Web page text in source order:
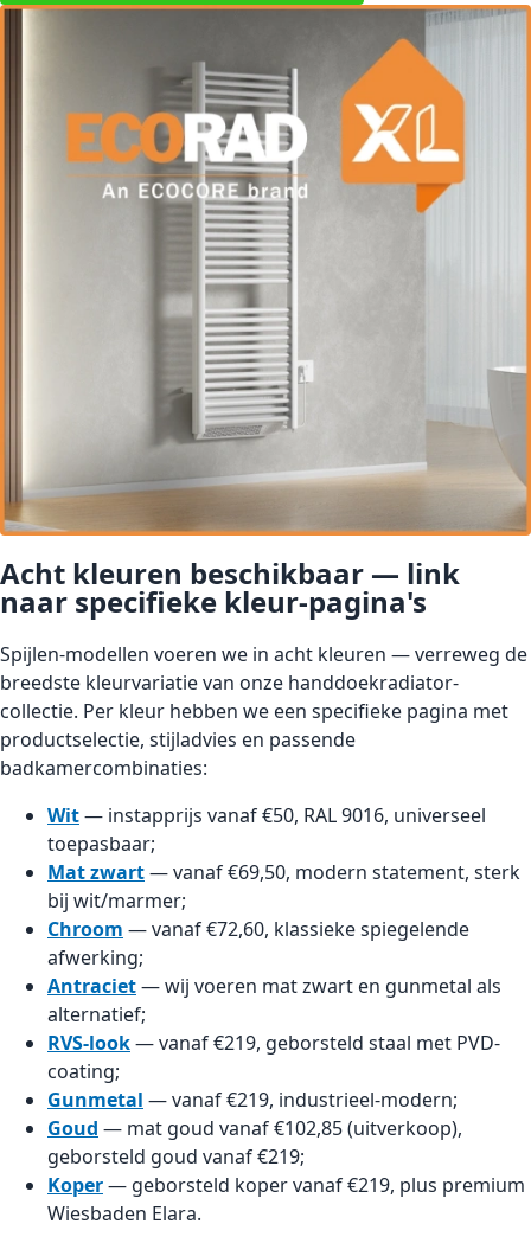
Acht kleuren beschikbaar — link
naar specifieke kleur-pagina's
Spijlen-modellen voeren we in acht kleuren — verreweg de
breedste kleurvariatie van onze handdoekradiator-
collectie. Per kleur hebben we een specifieke pagina met
productselectie, stijladvies en passende
badkamercombinaties:
Wit— instapprijs vanaf €50, RAL 9016, universeel
toepasbaar;
Mat zwart— vanaf €69,50, modern statement, sterk
bij wit/marmer;
Chroom — vanaf €72,60, klassieke spiegelende
afwerking;
Antraciet— wij voeren mat zwart en gunmetal als
alternatief;
RVS-look— vanaf €219, geborsteld staal met PVD-
coating;
Gunmetal — vanaf €219, industrieel-modern;
Goud — mat goud vanaf €102,85 (uitverkoop),
geborsteld goud vanaf €219;
Koper— geborsteld koper vanaf €219, plus premium
Wiesbaden Elara.